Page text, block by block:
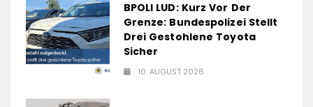
BPOLI LUD: Kurz Vor Der
Grenze: Bundespolizei Stellt
Drei Gestohlene Toyota
Sicher
10. AUGUST 2026